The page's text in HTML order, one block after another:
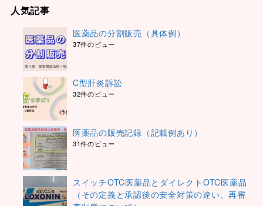
人気記事
医薬品の分割販売（具体例）
37件のビュー
C型肝炎訴訟
32件のビュー
医薬品の販売記録（記載例あり）
31件のビュー
スイッチOTC医薬品とダイレクトOTC医薬品
（その定義と承認後の安全対策の違い、再審